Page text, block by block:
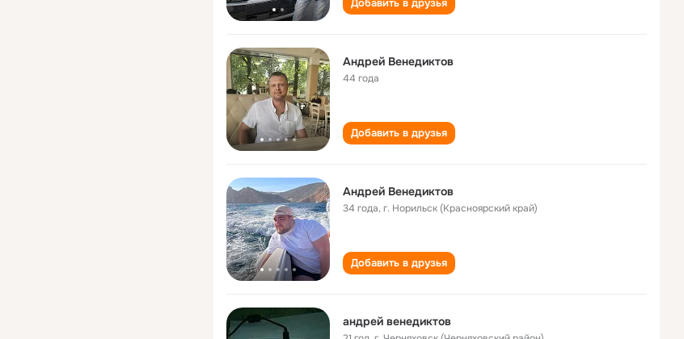
Добавить в друзья
Андрей Венедиктов
44 года
Добавить в друзья
Андрей Венедиктов
34 года,г. Норильск (Красноярский край)
Добавить в друзья
андрей венедиктов